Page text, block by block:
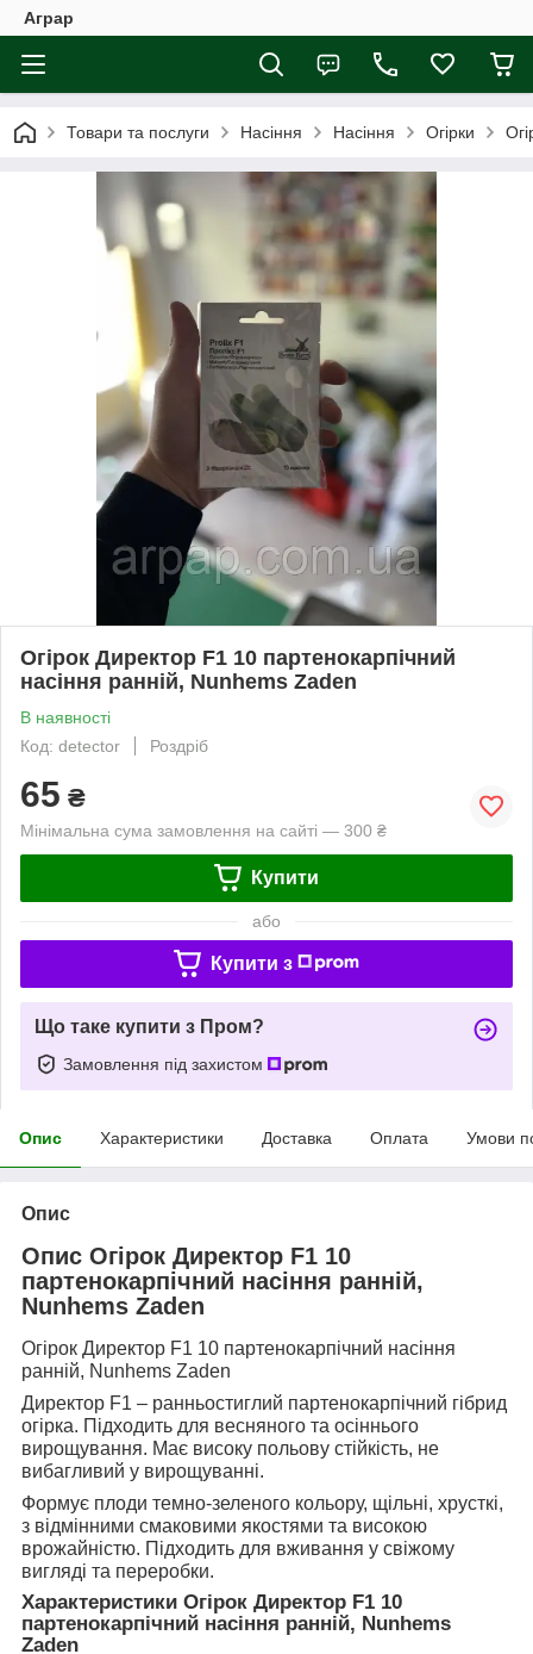
Аграр
Товари та послуги Насіння Насіння Огірки
Огірок Директор F1 10 партенокарпічний
насіння ранній, Nunhems Zaden
В наявності
Код: detector
Роздріб
65 ₴
Мінімальна сума замовлення на сайті — 300 ₴
Купити
або
Купити з
Що таке купити з Пром?
Замовлення під захистом
Опис Характеристики Доставка Оплата Умови
Опис
Опиc Огірок Директор F1 10
партенокарпічний насіння ранній,
Nunhems Zaden
Огірок Директор F1 10 партенокарпічний насіння
ранній, Nunhems Zaden
Директор F1 – ранньостиглий партенокарпічний гібрид
огірка. Підходить для весняного та осіннього
вирощування. Має високу польову стійкість, не
вибагливий у вирощуванні.
Формує плоди темно-зеленого кольору, щільні, хрусткі,
з відмінними смаковими якостями та високою
врожайністю. Підходить для вживання у свіжому
вигляді та переробки.
Характеристики Огірок Директор F1 10
партенокарпічний насіння ранній, Nunhems
Zaden